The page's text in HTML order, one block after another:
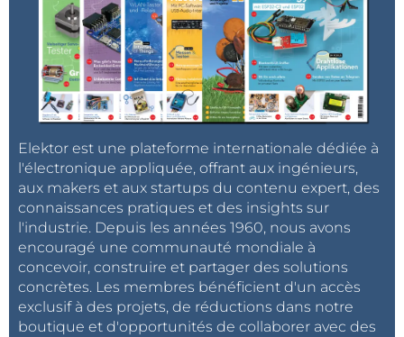
Elektor est une plateforme internationale dédiée à
l'électronique appliquée, offrant aux ingénieurs,
aux makers et aux startups du contenu expert, des
connaissances pratiques et des insights sur
l'industrie. Depuis les années 1960, nous avons
encouragé une communauté mondiale à
concevoir, construire et partager des solutions
concrètes. Les membres bénéficient d'un accès
exclusif à des projets, de réductions dans notre
boutique et d'opportunités de collaborer avec des